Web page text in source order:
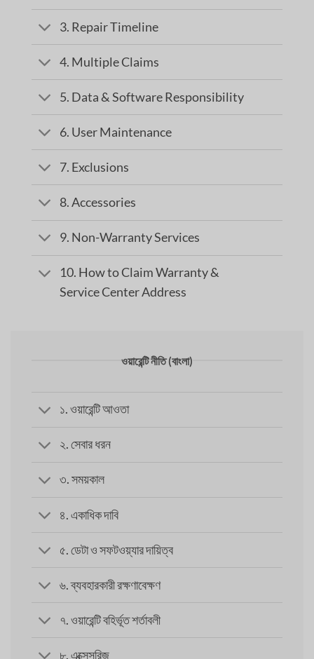
3. Repair Timeline
4. Multiple Claims
5. Data & Software Responsibility
6. User Maintenance
7. Exclusions
8. Accessories
9. Non-Warranty Services
10. How to Claim Warranty &
Service Center Address
ওয়ারেন্টি নীতি (বাংলা)
১. ওয়ারেন্টি আওতা
২. সেবার ধরন
৩. সময়কাল
৪. একাধিক দাবি
৫. ডেটা ও সফটওয়্যার দায়িত্ব
৬. ব্যবহারকারী রক্ষণাবেক্ষণ
৭. ওয়ারেন্টি বহির্ভূত শর্তাবলী
৮. এক্সেসরিজ